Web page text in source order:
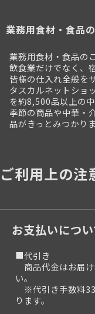
業務用食材・食品
業務用食材・食品の
飲食業だけでなく、
皆様の仕入れ全般を
タスカルネットショ
を約8,500品以上の
季節の商品や中華・
品がきっとみつかりま
ご利用上の注
お支払いについ
■代引き
商品代金はお届
い。
※代引き手数料
ります。